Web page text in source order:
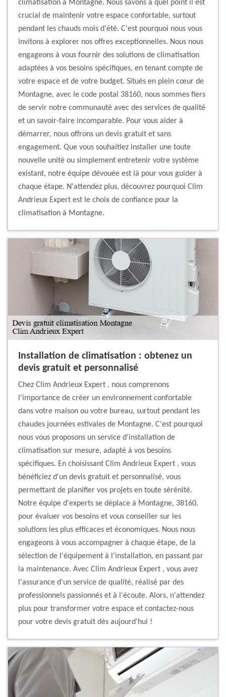
climatisation à Montagne. Nous savons à quel point il est
crucial de maintenir votre espace confortable, surtout
pendant les chauds mois d'été. C'est pourquoi nous vous
invitons à explorer nos offres exceptionnelles. Nous nous
engageons à vous fournir des solutions de climatisation
adaptées à vos besoins spécifiques, en tenant compte de
votre espace et de votre budget. Situés en plein cœur de
Montagne, avec le code postal 38160, nous sommes fiers
de servir notre communauté avec des services de qualité
et un savoir-faire incomparable. Pour vous aider à
démarrer, nous offrons un devis gratuit et sans
engagement. Que vous souhaitiez installer une toute
nouvelle unité ou simplement entretenir votre système
existant, notre équipe dévouée est là pour vous guider à
chaque étape. N'attendez plus, découvrez pourquoi Clim
Andrieux Expert est le choix de confiance pour la
climatisation à Montagne.
Installation de climatisation : obtenez un
devis gratuit et personnalisé
Chez Clim Andrieux Expert , nous comprenons
l'importance de créer un environnement confortable
dans votre maison ou votre bureau, surtout pendant les
chaudes journées estivales de Montagne. C'est pourquoi
nous vous proposons un service d'installation de
climatisation sur mesure, adapté à vos besoins
spécifiques. En choisissant Clim Andrieux Expert , vous
bénéficiez d'un devis gratuit et personnalisé, vous
permettant de planifier vos projets en toute sérénité.
Notre équipe d'experts se déplace à Montagne, 38160,
pour évaluer vos besoins et vous conseiller sur les
solutions les plus efficaces et économiques. Nous nous
engageons à vous accompagner à chaque étape, de la
sélection de l'équipement à l'installation, en passant par
la maintenance. Avec Clim Andrieux Expert , vous avez
l'assurance d'un service de qualité, réalisé par des
professionnels passionnés et à l'écoute. Alors, n'attendez
plus pour transformer votre espace et contactez-nous
pour votre devis gratuit dès aujourd'hui !